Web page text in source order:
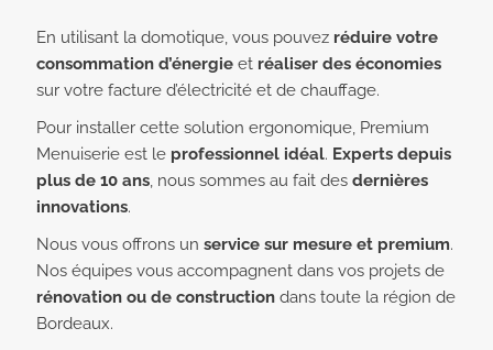
En utilisant la domotique, vous pouvez réduire votre
consommation d’énergieet réaliser des économies
sur votre facture d’électricité et de chauffage.
Pour installer cette solution ergonomique, Premium
Menuiserie est leprofessionnel idéal. Experts depuis
plus de 10 ans, nous sommes au fait des dernières
innovations.
Nous vous offrons un service sur mesure et premium.
Nos équipes vous accompagnent dans vos projets de
rénovation ou de constructiondans toute la région de
Bordeaux.